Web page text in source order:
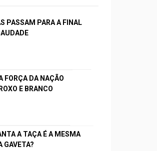
PASSAM PARA A FINAL
FORÇA DA NAÇÃO
ROXO E BRANCO
A TAÇA É A MESMA
GAVETA?